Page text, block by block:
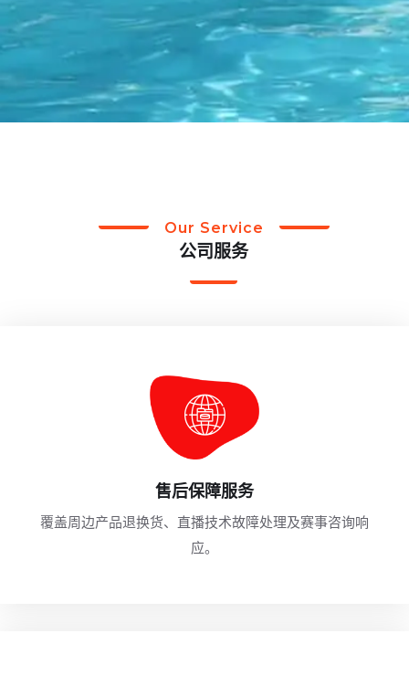
Our Service
公司服务
售后保障服务
覆盖周边产品退换货、直播技术故障处理及赛事咨询响
应。